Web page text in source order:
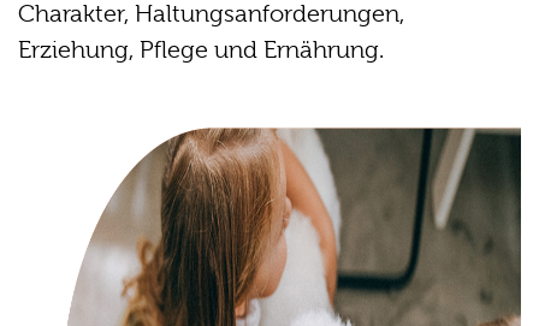
Charakter, Haltungsanforderungen,
Erziehung, Pflege und Ernährung.